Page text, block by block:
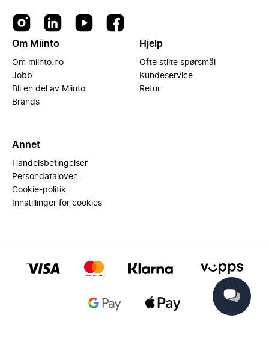
Om Miinto
Om miinto.no
Jobb
Bli en del av Miinto
Brands
Hjelp
Ofte stilte spørsmål
Kundeservice
Retur
Annet
Handelsbetingelser
Persondataloven
Cookie-politik
Innstillinger for cookies